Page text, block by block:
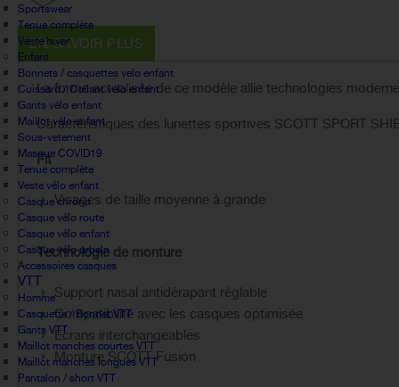
Sportswear
Tenue complète
Veste hiver
Enfant
Bonnets / casquettes velo enfant
Cuissard / Collant vélo enfant
Gants vélo enfant
Maillot vélo enfant
Sous-vetement
Masque COVID19
Tenue complète
Veste vélo enfant
Casque chrono
Casque vélo route
Casque vélo enfant
Casque vélo urbain
Accessoires casques
VTT
Homme
Casquette / Bonnet VTT
Gants VTT
Maillot manches courtes VTT
Maillot manches longues VTT
Pantalon / short VTT
EN SAVOIR PLUS
La forme actualisée de ce modèle allie technologies
Caractéristiques des lunettes sportives SCOTT SPORT
Fit
Visages de taille moyenne à grande
Technologie de monture
Support nasal antidérapant réglable
Compatibilité avec les casques optimisée
Écrans interchangeables
Monture SCOTT Fusion